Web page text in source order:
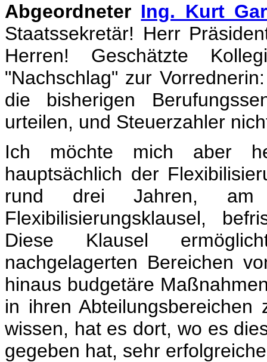
Abgeordneter Ing. Kurt
Staatssekretär! Herr
Herren! Geschätzte
"Nachschlag" zur
die bisherigen
urteilen, und Steuerzahler
Ich möchte mich aber
hauptsächlich der
rund drei Jahren, am
Flexibilisierungsklausel,
Diese Klausel
nachgelagerten Bereichen
hinaus budgetäre
in ihren
wissen, hat es dort, wo es
gegeben hat, sehr